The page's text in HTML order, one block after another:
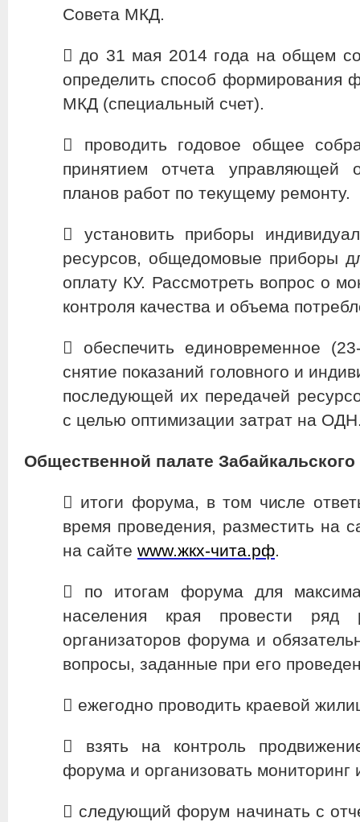
Совета МКД.
​ до 31 мая 2014 года на общем
определить способ формирования
МКД (специальный счет).
​ проводить годовое общее
принятием отчета управляющей
планов работ по текущему ремонту.
​ установить приборы
ресурсов, общедомовые приборы
оплату КУ. Рассмотреть вопрос о
контроля качества и объема
​ обеспечить единовременное
снятие показаний головного и
последующей их передачей
с целью оптимизации затрат на
Общественной палате Забайкальского
​ итоги форума, в том числе
время проведения, разместить на
на сайте www.жкх-чита.рф.
​ по итогам форума для
населения края провести ряд
организаторов форума и
вопросы, заданные при его
​ ежегодно проводить краевой
​ взять на контроль
форума и организовать мониторинг
​ следующий форум начинать с